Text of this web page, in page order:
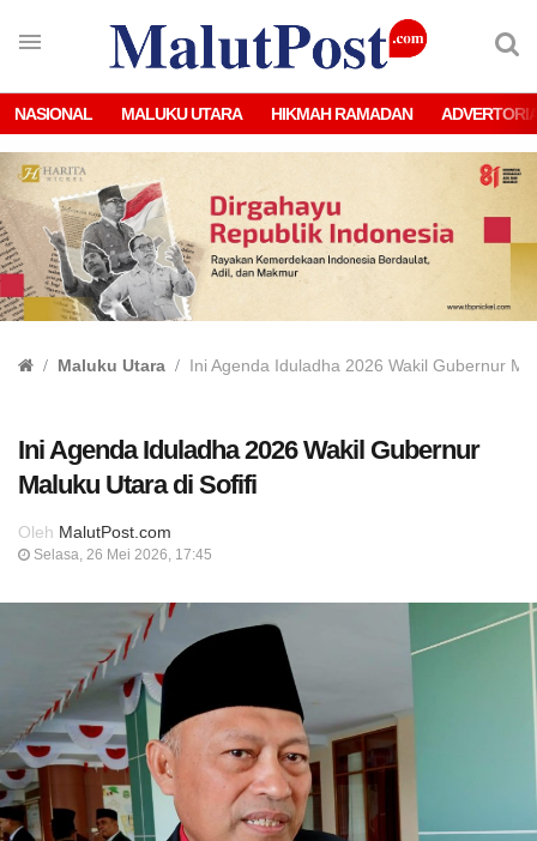
NASIONAL MALUKU UTARA HIKMAH RAMADAN
Maluku Utara Ini Agenda Iduladha 2026 Wakil Gubernur
Ini Agenda Iduladha 2026 Wakil Gubernur
Maluku Utara di Sofifi
Oleh MalutPost.com
Selasa, 26 Mei 2026, 17:45